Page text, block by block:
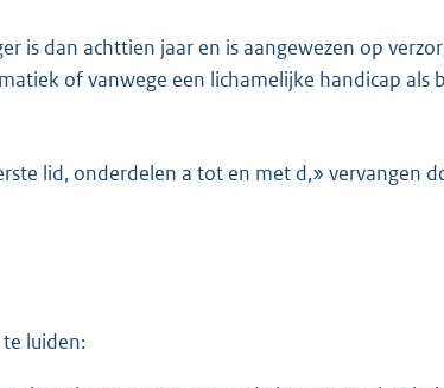
is dan achttien jaar en is aangewezen op
of vanwege een lichamelijke handicap als
lid, onderdelen a tot en met d,» vervangen
luiden: